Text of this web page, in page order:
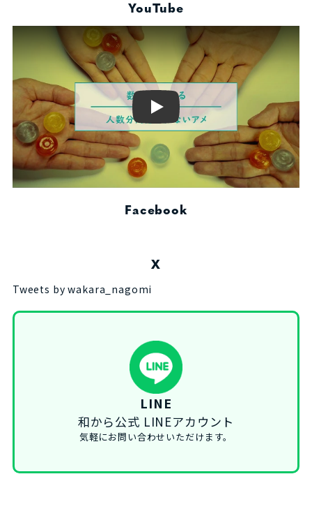
YouTube
Play
Facebook
X
Tweets by wakara_nagomi
LINE
和から公式 LINEアカウント
気軽にお問い合わせいただけます。